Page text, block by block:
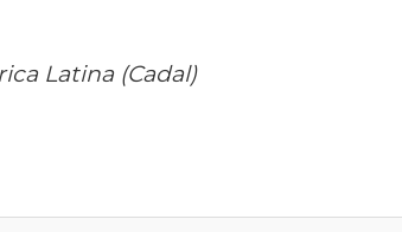
Latina (Cadal)